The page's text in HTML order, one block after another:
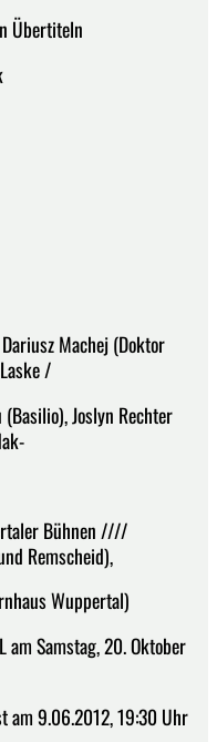
Übertiteln
Machej (Doktor
/
Joslyn Rechter
Bühnen ////
Remscheid),
Wuppertal)
am Samstag, 20. Oktober
am 9.06.2012, 19:30 Uhr